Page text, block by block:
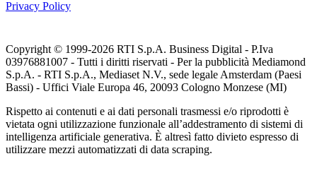
Privacy Policy
Copyright © 1999-2026 RTI S.p.A. Business Digital - P.Iva
03976881007 - Tutti i diritti riservati - Per la pubblicità Mediamond
S.p.A. - RTI S.p.A., Mediaset N.V., sede legale Amsterdam (Paesi
Bassi) - Uffici Viale Europa 46, 20093 Cologno Monzese (MI)
Rispetto ai contenuti e ai dati personali trasmessi e/o riprodotti è
vietata ogni utilizzazione funzionale all’addestramento di sistemi di
intelligenza artificiale generativa. È altresì fatto divieto espresso di
utilizzare mezzi automatizzati di data scraping.